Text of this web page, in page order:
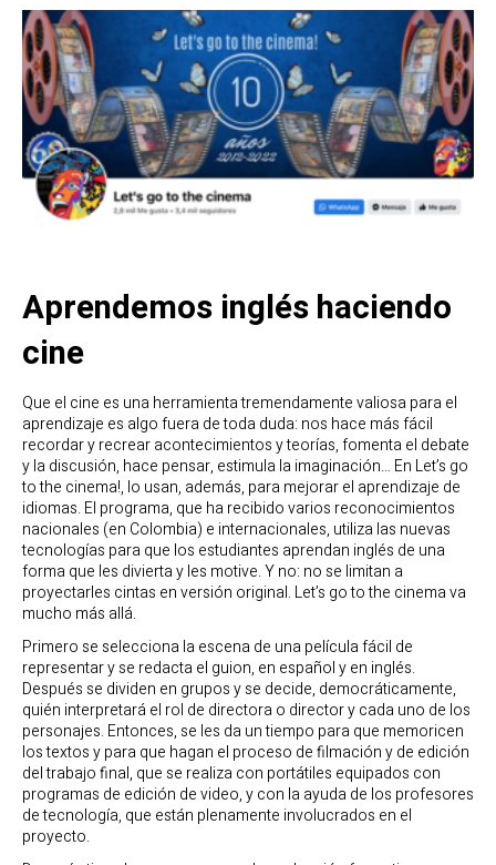
Aprendemos inglés haciendo
cine
Que el cine es una herramienta tremendamente valiosa para el
aprendizaje es algo fuera de toda duda: nos hace más fácil
recordar y recrear acontecimientos y teorías, fomenta el debate
y la discusión, hace pensar, estimula la imaginación… En Let’s go
to the cinema!, lo usan, además, para mejorar el aprendizaje de
idiomas. El programa, que ha recibido varios reconocimientos
nacionales (en Colombia) e internacionales, utiliza las nuevas
tecnologías para que los estudiantes aprendan inglés de una
forma que les divierta y les motive. Y no: no se limitan a
proyectarles cintas en versión original. Let’s go to the cinema va
mucho más allá.
Primero se selecciona la escena de una película fácil de
representar y se redacta el guion, en español y en inglés.
Después se dividen en grupos y se decide, democráticamente,
quién interpretará el rol de directora o director y cada uno de los
personajes. Entonces, se les da un tiempo para que memoricen
los textos y para que hagan el proceso de filmación y de edición
del trabajo final, que se realiza con portátiles equipados con
programas de edición de video, y con la ayuda de los profesores
de tecnología, que están plenamente involucrados en el
proyecto.